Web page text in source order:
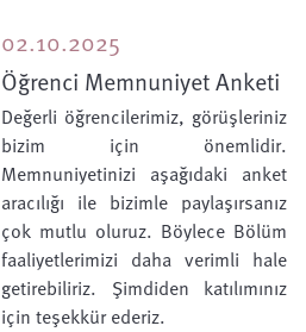
02.10.2025
Öğrenci Memnuniyet Anketi
Değerli öğrencilerimiz, görüşleriniz
bizim için önemlidir.
Memnuniyetinizi aşağıdaki anket
aracılığı ile bizimle paylaşırsanız
çok mutlu oluruz. Böylece Bölüm
faaliyetlerimizi daha verimli hale
getirebiliriz. Şimdiden katılımınız
için teşekkür ederiz.